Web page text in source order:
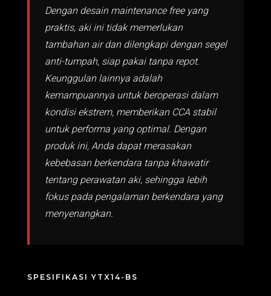
Dengan desain maintenance free yang
praktis, aki ini tidak memerlukan
tambahan air dan dilengkapi dengan segel
anti-tumpah, siap pakai tanpa repot.
Keunggulan lainnya adalah
kemampuannya untuk beroperasi dalam
kondisi ekstrem, memberikan CCA stabil
untuk performa yang optimal. Dengan
produk ini, Anda dapat merasakan
kebebasan berkendara tanpa khawatir
tentang perawatan aki, sehingga lebih
fokus pada pengalaman berkendara yang
menyenangkan.
SPESIFIKASI YTX14-BS